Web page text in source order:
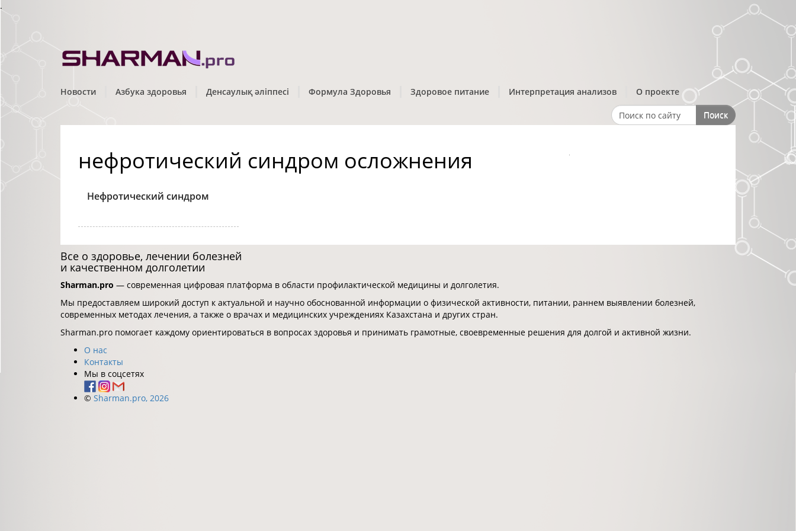
.
Новости Азбука здоровья Денсаулық әліппесі Формула Здоровья Здоровое питание Интерпретация анализов О проекте
Search formПоиск
нефротический синдром осложнения
Нефротический синдром
Все о здоровье, лечении болезней
и качественном долголетии
Sharman.pro — современная цифровая платформа в области профилактической медицины и долголетия.
Мы предоставляем широкий доступ к актуальной и научно обоснованной информации о физической активности, питании, раннем выявлении болезней,
современных методах лечения, а также о врачах и медицинских учреждениях Казахстана и других стран.
Sharman.pro помогает каждому ориентироваться в вопросах здоровья и принимать грамотные, своевременные решения для долгой и активной жизни.
О нас
Контакты
Мы в соцсетях
© Sharman.pro, 2026